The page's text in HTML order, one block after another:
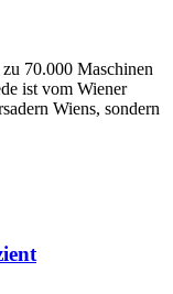
70.000 Maschinen
ist vom Wiener
Wiens, sondern